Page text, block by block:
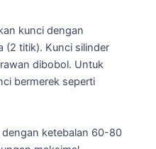
kunci dengan
(2 titik). Kunci silinder
dibobol. Untuk
bermerek seperti
ketebalan 60-80